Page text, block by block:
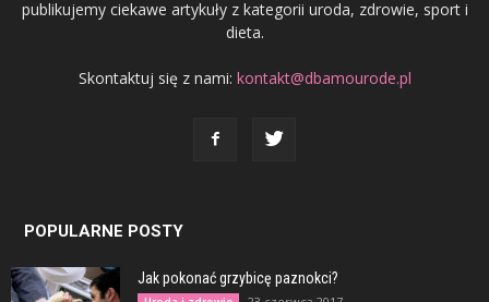
publikujemy ciekawe artykuły z kategorii uroda, zdrowie, sport i
dieta.
Skontaktuj się z nami: kontakt@dbamourode.pl
POPULARNE POSTY
Jak pokonać grzybicę paznokci?